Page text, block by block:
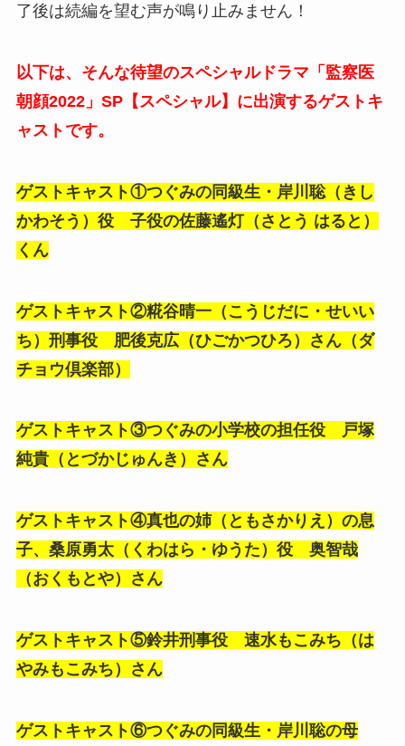
了後は続編を望む声が鳴り止みません！
以下は、そんな待望のスペシャルドラマ「監察医
朝顔2022」SP【スペシャル】に出演するゲストキ
ャストです。
ゲストキャスト①つぐみの同級生・岸川聡（きし
かわそう）役 子役の佐藤遙灯（さとう はると）
くん
ゲストキャスト②糀谷晴一（こうじだに・せいい
ち）刑事役 肥後克広（ひごかつひろ）さん（ダ
チョウ倶楽部）
ゲストキャスト③つぐみの小学校の担任役 戸塚
純貴（とづかじゅんき）さん
ゲストキャスト④真也の姉（ともさかりえ）の息
子、桑原勇太（くわはら・ゆうた）役 奥智哉
（おくもとや）さん
ゲストキャスト⑤鈴井刑事役 速水もこみち（は
やみもこみち）さん
ゲストキャスト⑥つぐみの同級生・岸川聡の母